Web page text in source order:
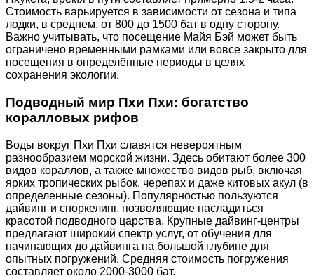
Стоимость варьируется в зависимости от сезона и типа
лодки, в среднем, от 800 до 1500 бат в одну сторону.
Важно учитывать, что посещение Майя Бэй может быть
ограничено временными рамками или вовсе закрыто для
посещения в определённые периоды в целях
сохранения экологии.
Подводный мир Пхи Пхи: богатство
коралловых рифов
Воды вокруг Пхи Пхи славятся невероятным
разнообразием морской жизни. Здесь обитают более 300
видов кораллов, а также множество видов рыб, включая
ярких тропических рыбок, черепах и даже китовых акул (в
определенные сезоны). Популярностью пользуются
дайвинг и сноркелинг, позволяющие насладиться
красотой подводного царства. Крупные дайвинг-центры
предлагают широкий спектр услуг, от обучения для
начинающих до дайвинга на большой глубине для
опытных погружений. Средняя стоимость погружения
составляет около 2000-3000 бат.